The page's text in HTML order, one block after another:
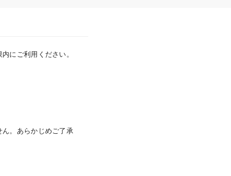
にご利用ください。
。あらかじめご了承